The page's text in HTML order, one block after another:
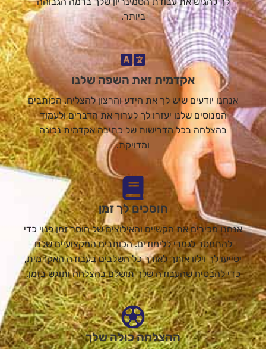
ביותר.
אקדמית זאת השפה שלנו
אנחנו יודעים שיש לך את הידע והרצון להצליח. הכותבים
המנוסים שלנו יעזרו לך לערוך את הדברים ולעמוד
בהצלחה בכל הדרישות של כתיבה אקדמית נכונה
ומדויקת.
חוסכים לך זמן
אנחנו מכירים את הקשיים והאילוצים של חוסר זמן פנוי כדי
להתמסר לגמרי ללימודים. הכותבים המקצועיים שלנו
יסייעו לך וילוו אותך לאורך כל השלבים בעבודה האקדמית,
כדי להבטיח שהעבודה שלך תושלם בהצלחה ותוגש בזמן.
ההצלחה כולה שלך